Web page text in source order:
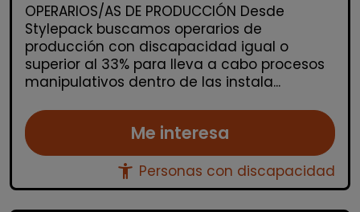
OPERARIOS/AS DE PRODUCCIÓN Desde
Stylepack buscamos operarios de
producción con discapacidad igual o
superior al 33% para lleva a cabo procesos
manipulativos dentro de las instala...
Me interesa
accessibility_new Personas con discapacidad